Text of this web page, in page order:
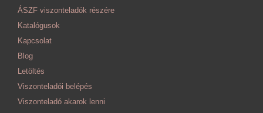
ÁSZF viszonteladók részére
Katalógusok
Kapcsolat
Blog
Letöltés
Viszonteladói belépés
Viszonteladó akarok lenni